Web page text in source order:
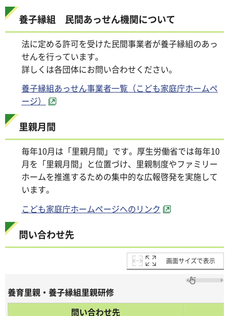
養子縁組 民間あっせん機関について
法に定める許可を受けた民間事業者が養子縁組のあっ
せんを行っています。
詳しくは各団体にお問い合わせください。
養子縁組あっせん事業者一覧（こども家庭庁ホームペ
ージ）
里親月間
毎年10月は「里親月間」です。厚生労働省では毎年10
月を「里親月間」と位置づけ、里親制度やファミリー
ホームを推進するための集中的な広報啓発を実施して
います。
こども家庭庁ホームページへのリンク
問い合わせ先
画面サイズで表示
養育里親・養子縁組里親研修
問い合わせ先